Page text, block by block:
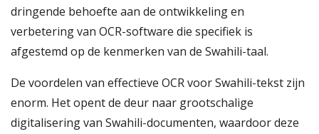
dringende behoefte aan de ontwikkeling en
verbetering van OCR-software die specifiek is
afgestemd op de kenmerken van de Swahili-taal.
De voordelen van effectieve OCR voor Swahili-tekst zijn
enorm. Het opent de deur naar grootschalige
digitalisering van Swahili-documenten, waardoor deze